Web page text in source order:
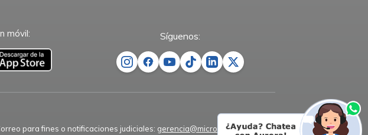
móvil: Síguenos:
para fines o notificaciones judiciales: gerencia@microempresas.co